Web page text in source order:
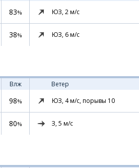
83% ЮЗ, 2м/с
38% ЮЗ, 6м/с
Влж
Ветер
98% ЮЗ, 4м/с, порывы 10
80% З, 5 м/с